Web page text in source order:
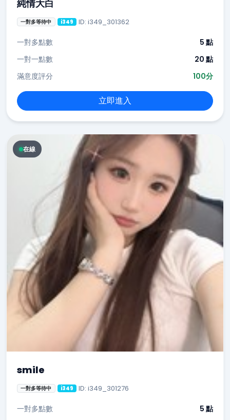
純情大白
一對多等待中 i349 ID: i349_301362
一對多點數
5 點
一對一點數
20 點
滿意度評分
100分
立即進入
在線
smile
一對多等待中 i349 ID: i349_301276
一對多點數
5 點